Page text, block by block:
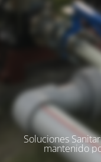
Soluciones
mantenido